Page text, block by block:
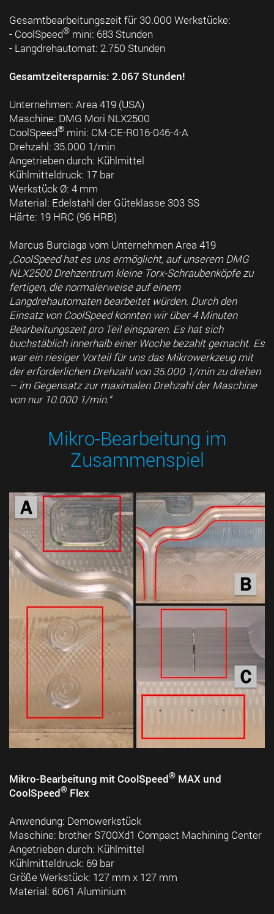
Gesamtbearbeitungszeit für 30.000 Werkstücke:
- CoolSpeed® mini: 683 Stunden
- Langdrehautomat: 2.750 Stunden
Gesamtzeitersparnis: 2.067 Stunden!
Unternehmen: Area 419 (USA)
Maschine: DMG Mori NLX2500
CoolSpeed® mini: CM-CE-R016-046-4-A
Drehzahl: 35.000 1/min
Angetrieben durch: Kühlmittel
Kühlmitteldruck: 17 bar
Werkstück Ø: 4 mm
Material: Edelstahl der Güteklasse 303 SS
Härte: 19 HRC (96 HRB)
Marcus Burciaga vom Unternehmen Area 419
„CoolSpeed hat es uns ermöglicht, auf unserem DMG
NLX2500 Drehzentrum kleine Torx-Schraubenköpfe zu
fertigen, die normalerweise auf einem
Langdrehautomaten bearbeitet würden. Durch den
Einsatz von CoolSpeed konnten wir über 4 Minuten
Bearbeitungszeit pro Teil einsparen. Es hat sich
buchstäblich innerhalb einer Woche bezahlt gemacht. Es
war ein riesiger Vorteil für uns das Mikrowerkzeug mit
der erforderlichen Drehzahl von 35.000 1/min zu drehen
– im Gegensatz zur maximalen Drehzahl der Maschine
von nur 10.000 1/min.“
Mikro-Bearbeitung im
Zusammenspiel
Mikro-Bearbeitung mit CoolSpeed® MAX und
CoolSpeed® Flex
Anwendung: Demowerkstück
Maschine: brother S700Xd1 Compact Machining Center
Angetrieben durch: Kühlmittel
Kühlmitteldruck: 69 bar
Größe Werkstück: 127 mm x 127 mm
Material: 6061 Aluminium